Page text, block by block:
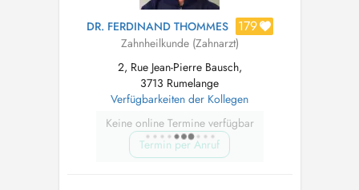
DR. FERDINAND THOMMES 179
Zahnheilkunde (Zahnarzt)
2, Rue Jean-Pierre Bausch,
3713 Rumelange
Verfügbarkeiten der Kollegen
Keine online Termine verfügbar
Termin per Anruf